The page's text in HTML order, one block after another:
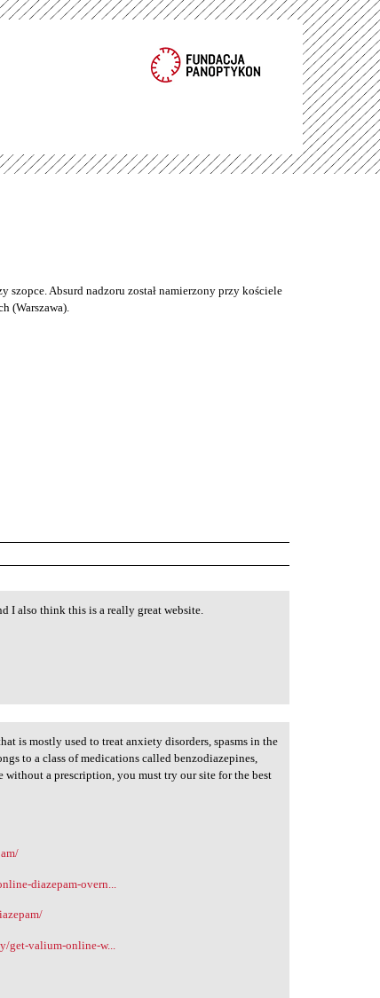
szopce. Absurd nadzoru został namierzony przy kościele
(Warszawa).
I also think this is a really great website.
is mostly used to treat anxiety disorders, spasms in the
to a class of medications called benzodiazepines,
a prescription, you must try our site for the best
diazepam-overn...
get-valium-online-w...